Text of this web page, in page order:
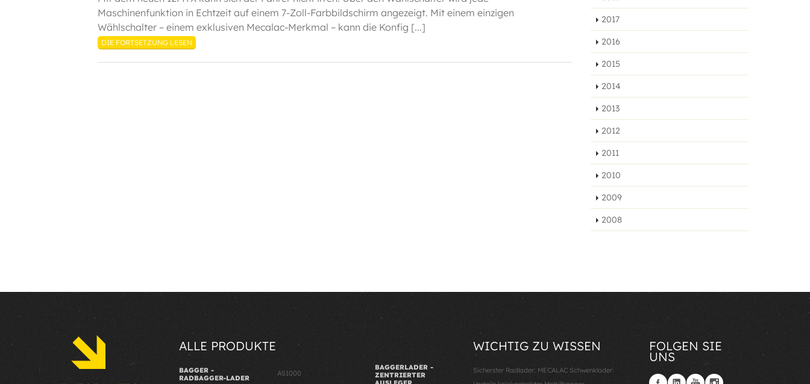
Maschinenfunktion in Echtzeit auf einem 7-Zoll-Farbbildschirm angezeigt. Mit einem einzigen
Wählschalter – einem exklusiven Mecalac-Merkmal – kann die Konfig [...]
DIE FORTSETZUNG LESEN
2017
2016
2015
2014
2013
2012
2011
2010
2009
2008
ALLE PRODUKTE
BAGGER -
RADBAGGER-LADER
AS1000
BAGGERLADER -
ZENTRIERTER
WICHTIG ZU WISSEN
Sicherster Radlader: MECALAC Schwenklader
FOLGEN SIE
UNS